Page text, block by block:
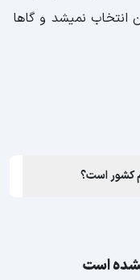
نمیشد و گاها
کشور است؟
است